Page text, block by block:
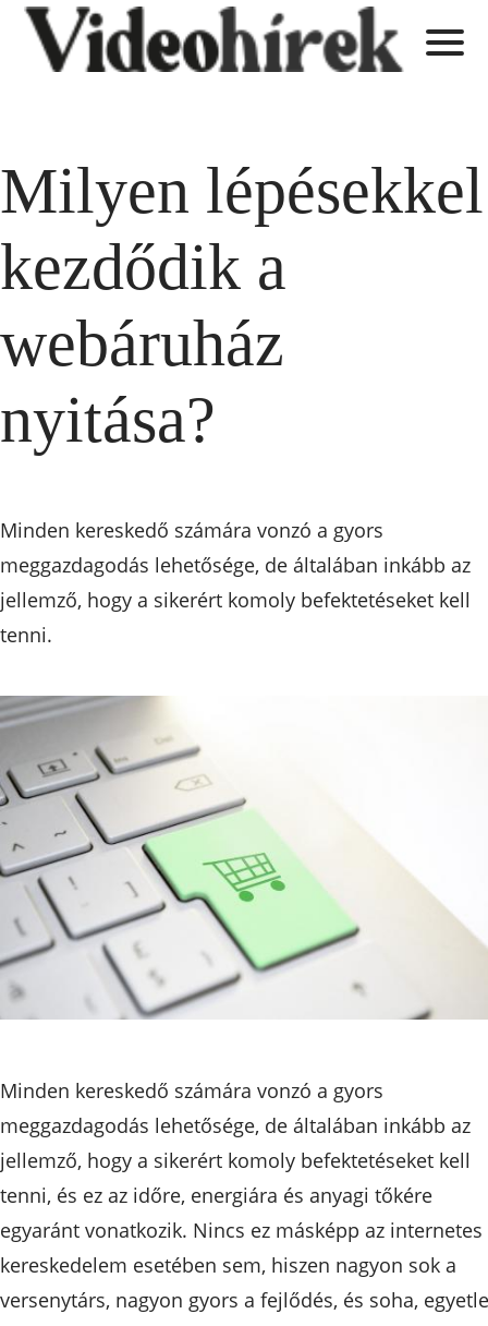
Milyen lépésekkel
kezdődik a
webáruház
nyitása?
Minden kereskedő számára vonzó a gyors
meggazdagodás lehetősége, de általában inkább az
jellemző, hogy a sikerért komoly befektetéseket kell
tenni.
Minden kereskedő számára vonzó a gyors
meggazdagodás lehetősége, de általában inkább az
jellemző, hogy a sikerért komoly befektetéseket kell
tenni, és ez az időre, energiára és anyagi tőkére
egyaránt vonatkozik. Nincs ez másképp az internetes
kereskedelem esetében sem, hiszen nagyon sok a
versenytárs, nagyon gyors a fejlődés, és soha,